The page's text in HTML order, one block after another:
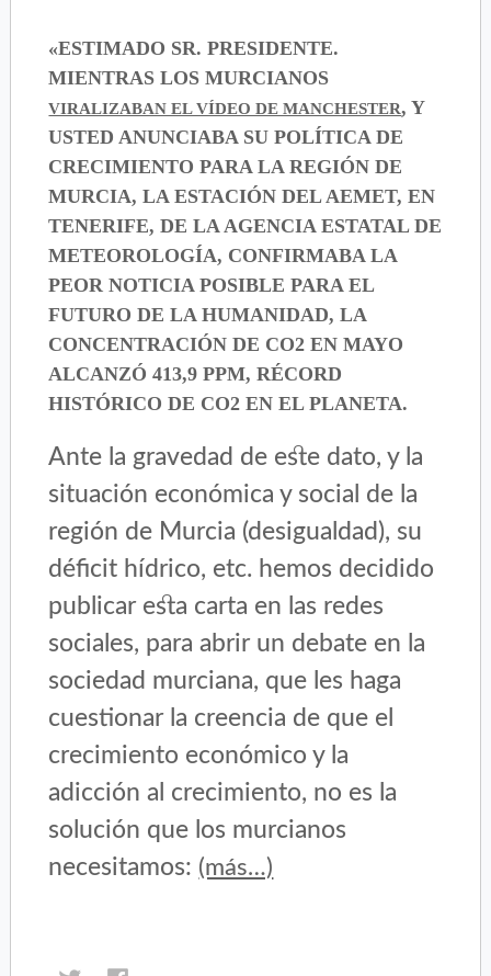
«ESTIMADO SR. PRESIDENTE.
MIENTRAS LOS MURCIANOS
VIRALIZABAN EL VÍDEO DE MANCHESTER, Y
USTED ANUNCIABA SU POLÍTICA DE
CRECIMIENTO PARA LA REGIÓN DE
MURCIA, LA ESTACIÓN DEL AEMET, EN
TENERIFE, DE LA AGENCIA ESTATAL DE
METEOROLOGÍA, CONFIRMABA LA
PEOR NOTICIA POSIBLE PARA EL
FUTURO DE LA HUMANIDAD, LA
CONCENTRACIÓN DE CO2 EN MAYO
ALCANZÓ 413,9 PPM, RÉCORD
HISTÓRICO DE CO2 EN EL PLANETA.
Ante la gravedad de este dato, y la
situación económica y social de la
región de Murcia (desigualdad), su
déficit hídrico, etc. hemos decidido
publicar esta carta en las redes
sociales, para abrir un debate en la
sociedad murciana, que les haga
cuestionar la creencia de que el
crecimiento económico y la
adicción al crecimiento, no es la
solución que los murcianos
necesitamos: (más…)